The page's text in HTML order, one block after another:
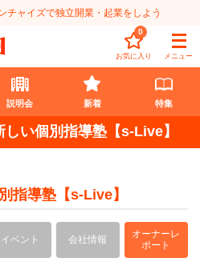
チャイズで独立開業・起業をしよう
お気に入り
0
メニュー
説明会 新着 特集
い個別指導塾【s-Live】
指導塾【s-Live】
イベント 会社情報
オーナーレ
ポート